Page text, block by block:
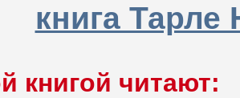
книга Тарле
книгой читают: